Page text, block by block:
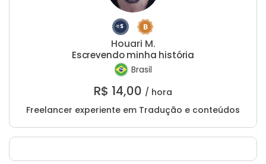
Houari M.
Escrevendo minha história
Brasil
R$ 14,00 / hora
Freelancer experiente em Tradução e conteúdos